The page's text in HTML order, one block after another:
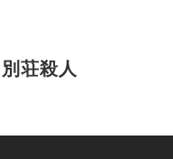
荘殺人